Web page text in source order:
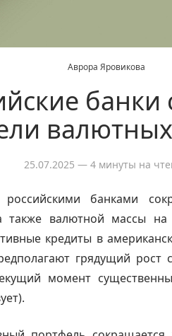
Аврора Яровикова
25.07.2025 — 4 минуты на
банками
также валютной массы
кредиты в
грядущий рост
момент